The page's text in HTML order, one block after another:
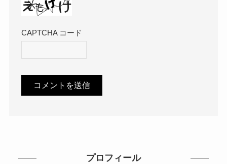
CAPTCHA コード
プロフィール